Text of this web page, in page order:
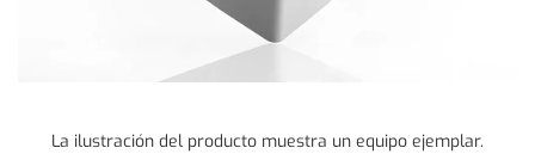
La ilustración del producto muestra un equipo ejemplar.